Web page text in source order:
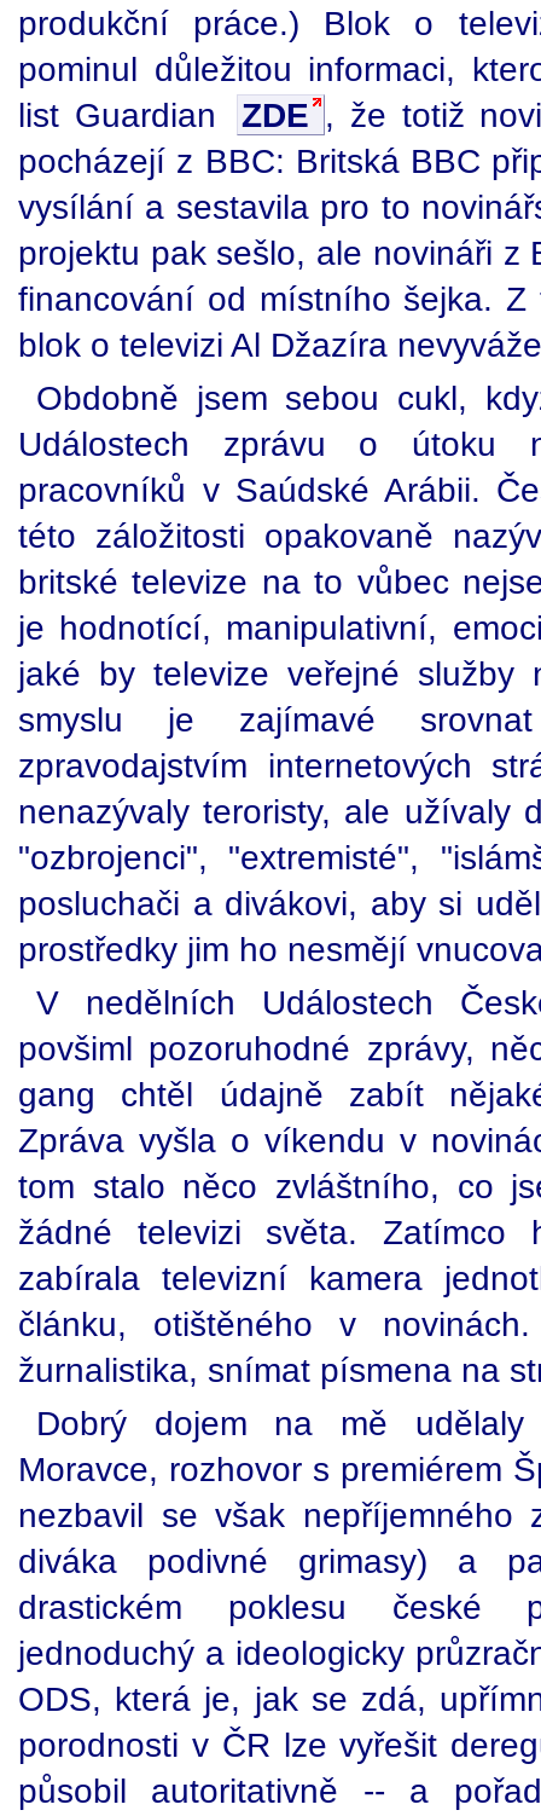
produkční práce.) Blok o
pominul důležitou informaci,
list Guardian
ZDE , že totiž
pocházejí z BBC: Britská BBC
vysílání a sestavila pro to
projektu pak sešlo, ale novináři z
financování od místního šejka.
blok o televizi Al Džazíra
Obdobně jsem sebou cukl,
Událostech zprávu o útoku
pracovníků v Saúdské Arábii.
této záložitosti opakovaně
britské televize na to vůbec
je hodnotící, manipulativní,
jaké by televize veřejné služby
smyslu je zajímavé
zpravodajstvím internetových
nenazývaly teroristy, ale užívaly
"ozbrojenci", "extremisté",
posluchači a divákovi, aby si
prostředky jim ho nesmějí
V nedělních Událostech
povšiml pozoruhodné zprávy,
gang chtěl údajně zabít
Zpráva vyšla o víkendu v
tom stalo něco zvláštního, co
žádné televizi světa. Zatímco
zabírala televizní kamera
článku, otištěného v
žurnalistika, snímat písmena na
Dobrý dojem na mě udělaly
Moravce, rozhovor s premiérem
nezbavil se však nepříjemného
diváka podivné grimasy) a
drastickém poklesu české
jednoduchý a ideologicky
ODS, která je, jak se zdá,
porodnosti v ČR lze vyřešit
působil autoritativně -- a